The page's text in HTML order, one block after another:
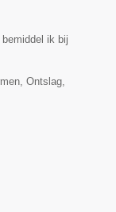
ik bij
Ontslag,